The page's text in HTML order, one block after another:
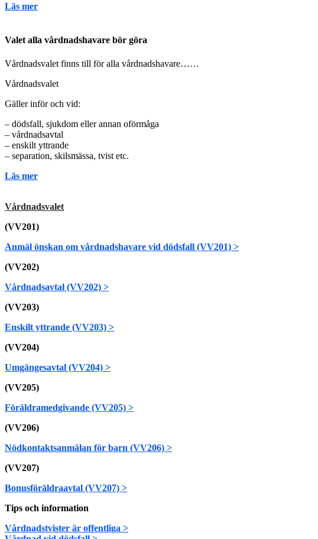
Läs mer
Valet alla vårdnadshavare bör göra
Vårdnadsvalet finns till för alla vårdnadshavare……
Vårdnadsvalet
Gäller inför och vid:
– dödsfall, sjukdom eller annan oförmåga
– vårdnadsavtal
– enskilt yttrande
– separation, skilsmässa, tvist etc.
Läs mer
Vårdnadsvalet
(VV201)
Anmäl önskan om vårdnadshavare vid dödsfall (VV201) >
(VV202)
Vårdnadsavtal (VV202) >
(VV203)
Enskilt yttrande (VV203) >
(VV204)
Umgängesavtal (VV204) >
(VV205)
Föräldramedgivande (VV205) >
(VV206)
Nödkontaktsanmälan för barn (VV206) >
(VV207)
Bonusföräldraavtal (VV207) >
Tips och information
Vårdnadstvister är offentliga >